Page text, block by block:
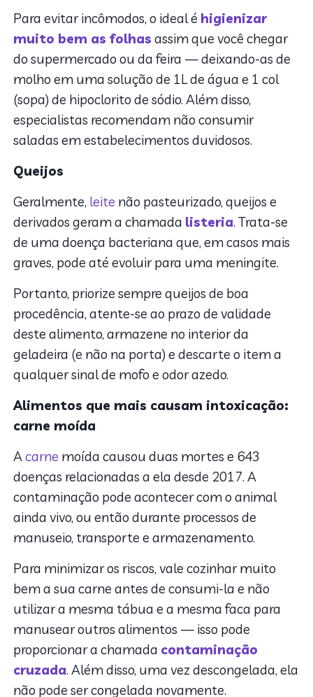
Para evitar incômodos, o ideal é higienizar
muito bem as folhas assim que você chegar
do supermercado ou da feira — deixando-as de
molho em uma solução de 1L de água e 1 col
(sopa) de hipoclorito de sódio. Além disso,
especialistas recomendam não consumir
saladas em estabelecimentos duvidosos.
Queijos
Geralmente, leite não pasteurizado, queijos e
derivados geram a chamada listeria. Trata-se
de uma doença bacteriana que, em casos mais
graves, pode até evoluir para uma meningite.
Portanto, priorize sempre queijos de boa
procedência, atente-se ao prazo de validade
deste alimento, armazene no interior da
geladeira (e não na porta) e descarte o item a
qualquer sinal de mofo e odor azedo.
Alimentos que mais causam intoxicação:
carne moída
Acarne moída causou duas mortes e 643
doenças relacionadas a ela desde 2017. A
contaminação pode acontecer com o animal
ainda vivo, ou então durante processos de
manuseio, transporte e armazenamento.
Para minimizar os riscos, vale cozinhar muito
bem a sua carne antes de consumi-la e não
utilizar a mesma tábua e a mesma faca para
manusear outros alimentos — isso pode
proporcionar a chamada contaminação
cruzada. Além disso, uma vez descongelada, ela
não pode ser congelada novamente.